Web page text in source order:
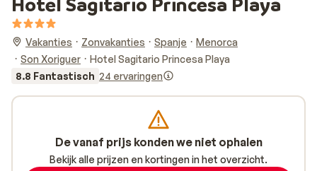
Vakanties Zonvakanties Spanje
Menorca
Son Xoriguer
Hotel Sagitario Princesa Playa
8.8 Fantastisch 24 ervaringen
De vanaf prijs konden we niet ophalen
Bekijk alle prijzen en kortingen in het overzicht.